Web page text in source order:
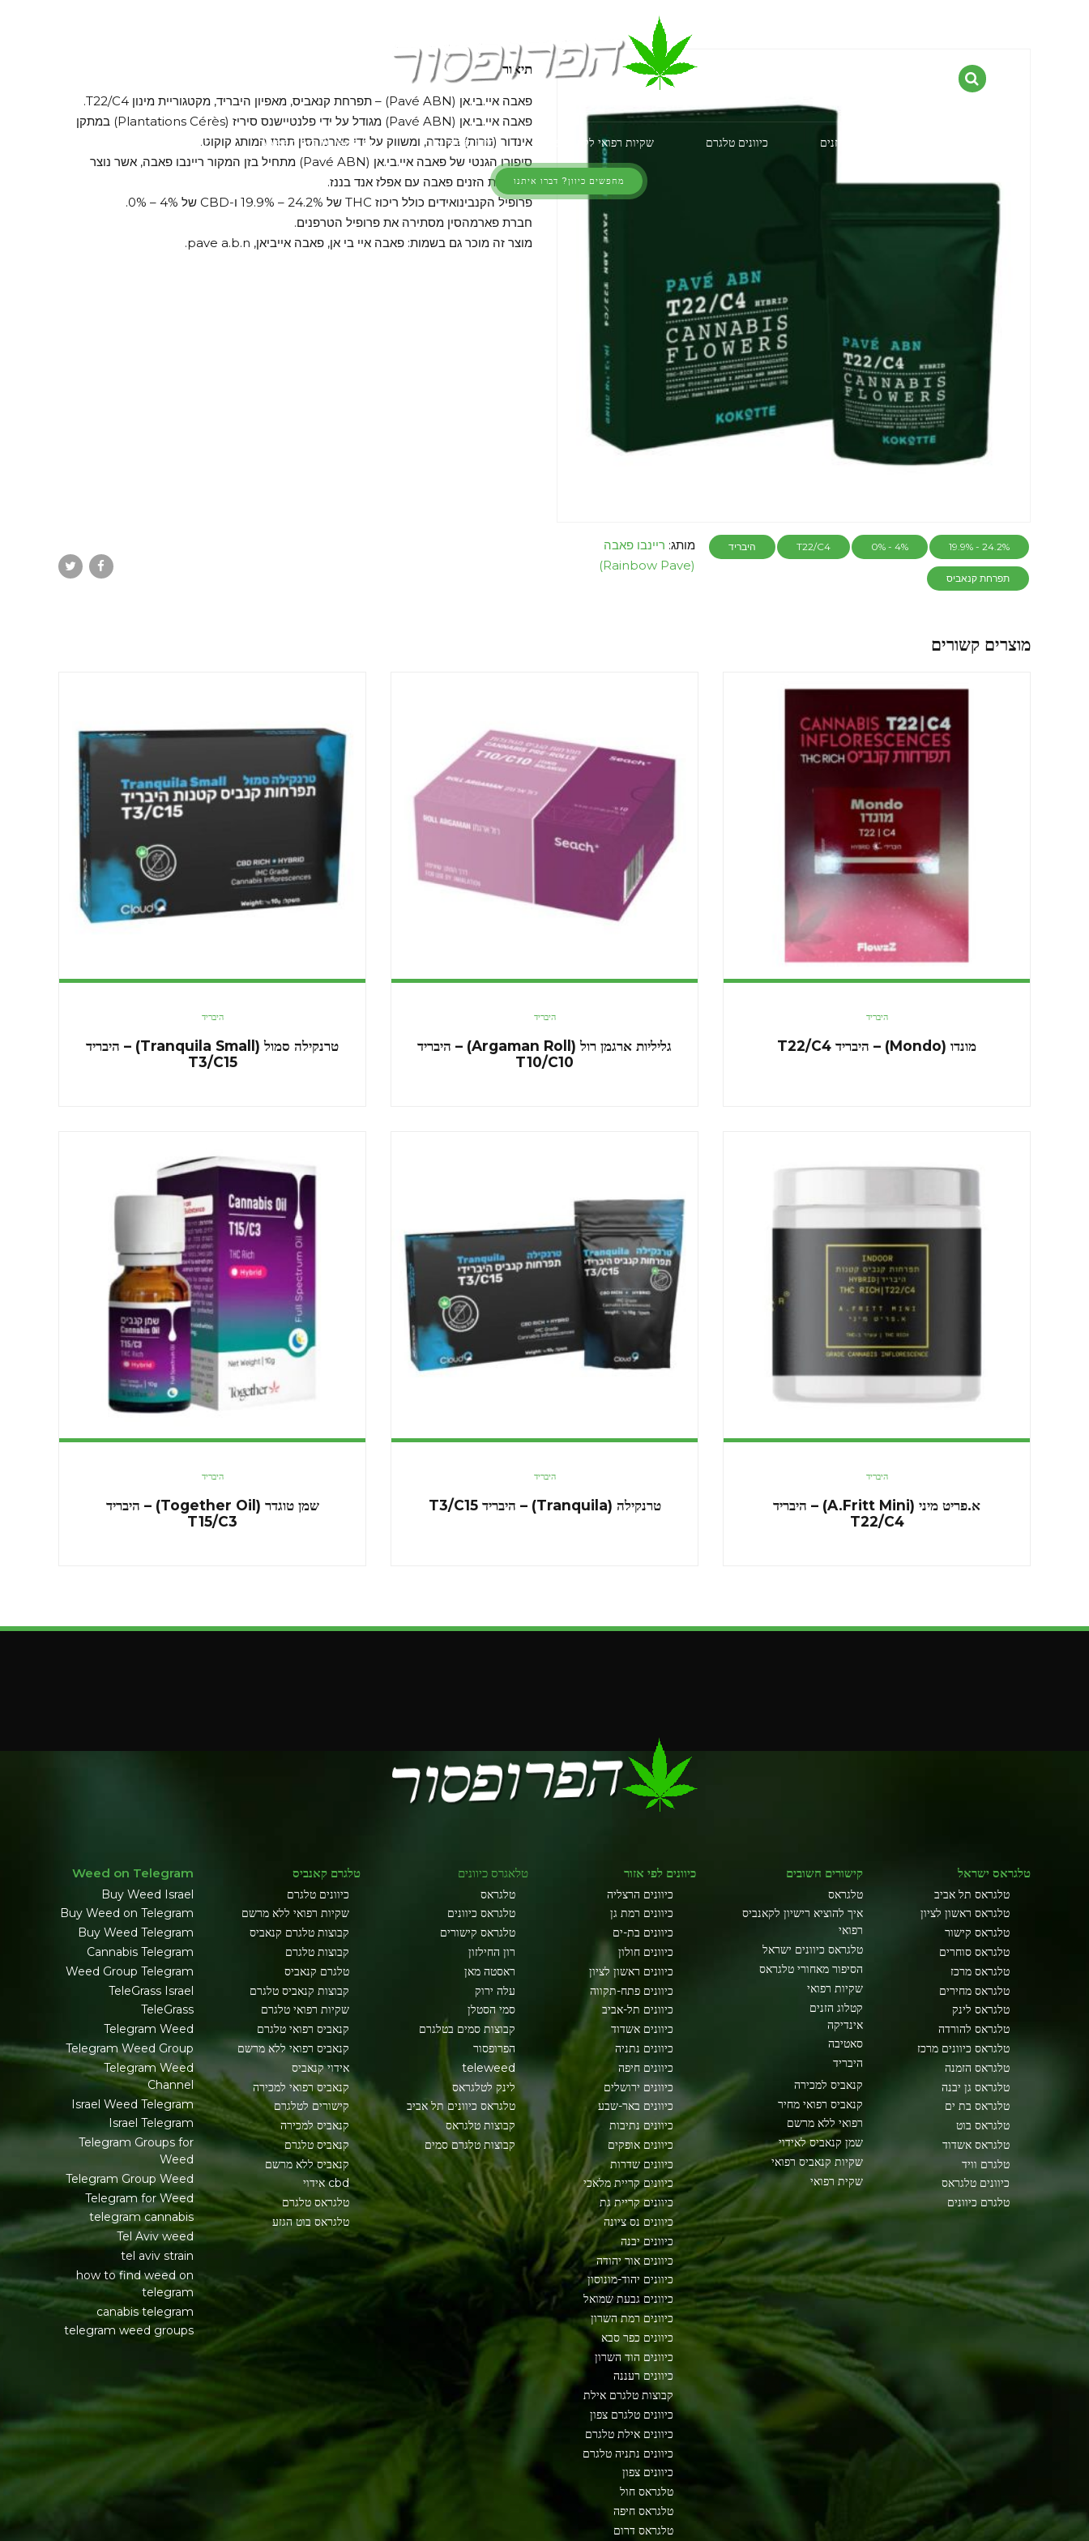
קטלוג הזנים כיוונים טלגרם שקיות רפואי ללא מרשם כיוונים לפי אזור Weed on Telegram טלגראס
מחפשים כיוון? דברו איתנו
תיאור
פאבה איי.בי.אן (Pavé ABN) – תפרחת קנאביס, מאפיון היבריד, מקטגוריית מינון T22/C4.
פאבה איי.בי.אן (Pavé ABN) מגודל על ידי פלנטיישנס סיריז (Plantations Cérès) במתקן
אינדור (נורות) בקנדה, ומשווק על ידי פארמהסין תחת המותג קוקוט.
סיפורו הגנטי של פאבה איי.בי.אן (Pavé ABN) מתחיל בזן המקור ריינבו פאבה, אשר נוצר
מהכלאת הזנים פאבה עם אפלז אנד בננז.
פרופיל הקנבינואידים כולל ריכוז THC של 24.2% – 19.9% ו-CBD של 4% – 0%.
חברת פארמהסין מסתירה את פרופיל הטרפנים.
מוצר זה מוכר גם בשמות: פאבה איי בי אן, פאבה אייביאן, pave a.b.n.
24.2% - 19.9%
4% - 0%
T22/C4 היבריד
תפרחת קנאביס
מותג: ריינבו פאבה
(Rainbow Pave)
מוצרים קשורים
היבריד
מונדו (Mondo) – היבריד T22/C4
היבריד
גליליות ארגמן רול (Argaman Roll) – היבריד
T10/C10
היבריד
טרנקילה סמול (Tranquila Small) – היבריד
T3/C15
היבריד
א.פריט מיני (A.Fritt Mini) – היבריד
T22/C4
היבריד
טרנקילה (Tranquila) – היבריד T3/C15
היבריד
שמן טוגדר (Together Oil) – היבריד
T15/C3
טלגראס ישראל
טלגראס תל אביב
טלגראס ראשון לציון
טלגראס קישור
טלגראס סוחרים
טלגראס מרכז
טלגראס מחירים
טלגראס לינק
טלגראס להורדה
טלגראס כיוונים מרכז
טלגראס הזמנה
טלגראס גן יבנה
טלגראס בת ים
טלגראס בוט
טלגראס אשדוד
טלגרם וויד
כיוונים טלגראס
טלגרם כיוונים
קישורים חשובים
טלגראס
איך להוציא רישיון לקאנביס
רפואי
טלגראס כיוונים ישראל
הסיפור מאחורי טלגראס
שקיות רפואי
קטלוג הזנים
אינדיקה
סאטיבה
היבריד
קנאביס למכירה
קנאביס רפואי מחיר
רפואי ללא מרשם
שמן קנאביס לאידוי
שקיות קנאביס רפואי
שקית רפואי
כיוונים לפי אזור
כיוונים הרצליה
כיוונים רמת גן
כיוונים בת-ים
כיוונים חולון
כיוונים ראשון לציון
כיוונים פתח-תקווה
כיוונים תל-אביב
כיוונים אשדוד
כיוונים נתניה
כיוונים חיפה
כיוונים ירושלים
כיוונים באר-שבע
כיוונים נתיבות
כיוונים אופקים
כיוונים שדרות
כיוונים קריית מלאכי
כיוונים קריית גת
כיוונים נס ציונה
כיוונים יבנה
כיוונים אור יהודה
כיוונים יהוד-מונוסון
כיוונים גבעת שמואל
כיוונים רמת השרון
כיוונים כפר סבא
כיוונים הוד השרון
כיוונים רעננה
קבוצות טלגרם אילת
כיוונים טלגרם צפון
כיוונים אילת טלגרם
כיוונים נתניה טלגרם
כיוונים צפון
טלגראס חול
טלגראס חיפה
טלגראס דרום
טלאגרס כיוונים
טלגראס
טלגראס כיוונים
טלגראס קישורים
רון החילזון
ראסטה מאן
עלה ירוק
סמי הסטלן
קבוצות סמים בטלגרם
הפרופסור
teleweed
לינק לטלגראס
טלגראס כיוונים תל אביב
קבוצות טלגראס
קבוצות טלגרם סמים
טלגרם קאנביס
כיוונים טלגרם
שקיות רפואי ללא מרשם
קבוצות טלגרם קנאביס
קבוצות טלגרם
טלגרם קנאביס
קבוצות קנאביס טלגרם
שקיות רפואי טלגרם
קנאביס רפואי טלגרם
קנאביס רפואי ללא מרשם
אידוי קנאביס
קנאביס רפואי למכירה
קישורים לטלגרם
קנאביס למכירה
קנאביס טלגרם
קנאביס ללא מרשם
cbd אידוי
טלגראס טלגרם
טלגראס בוט הגזע
Weed on Telegram
Buy Weed Israel
Buy Weed on Telegram
Buy Weed Telegram
Cannabis Telegram
Weed Group Telegram
TeleGrass Israel
TeleGrass
Telegram Weed
Telegram Weed Group
Telegram Weed
Channel
Israel Weed Telegram
Israel Telegram
Telegram Groups for
Weed
Telegram Group Weed
Telegram for Weed
telegram cannabis
Tel Aviv weed
tel aviv strain
how to find weed on
telegram
canabis telegram
telegram weed groups